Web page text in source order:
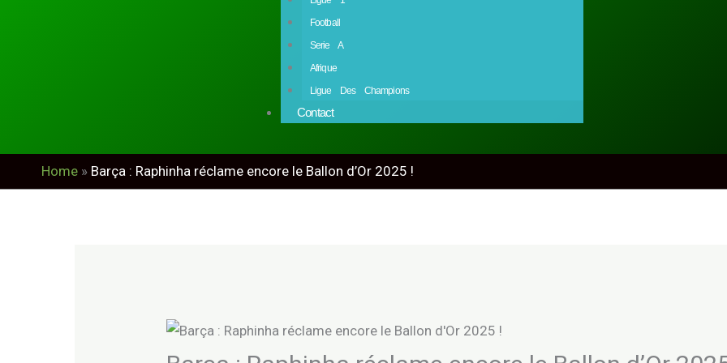
Football
Serie A
Afrique
Ligue Des Champions
Contact
Home » Barça : Raphinha réclame encore le Ballon d’Or 2025 !